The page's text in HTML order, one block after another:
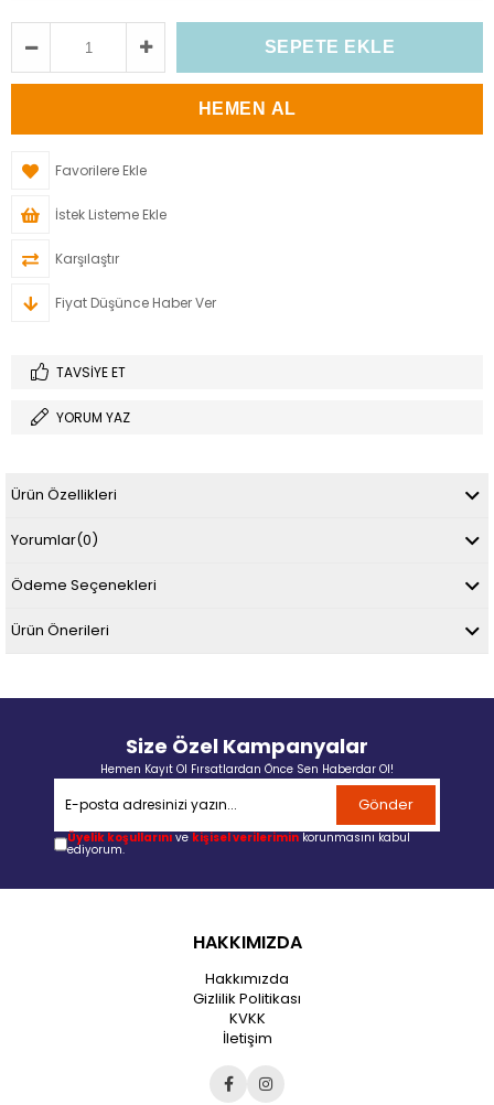
Favorilere Ekle
İstek Listeme Ekle
Karşılaştır
Fiyat Düşünce Haber Ver
TAVSIYE ET
YORUM YAZ
Ürün Özellikleri
Yorumlar(0)
Ödeme Seçenekleri
Ürün Önerileri
Size Özel Kampanyalar
Hemen Kayıt Ol Fırsatlardan Önce Sen Haberdar Ol!
Gönder
Üyelik koşullarını ve kişisel verilerimin korunmasını kabul
ediyorum.
HAKKIMIZDA
Hakkımızda
Gizlilik Politikası
KVKK
İletişim